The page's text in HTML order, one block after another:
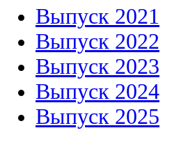
Выпуск 2021
Выпуск 2022
Выпуск 2023
Выпуск 2024
Выпуск 2025